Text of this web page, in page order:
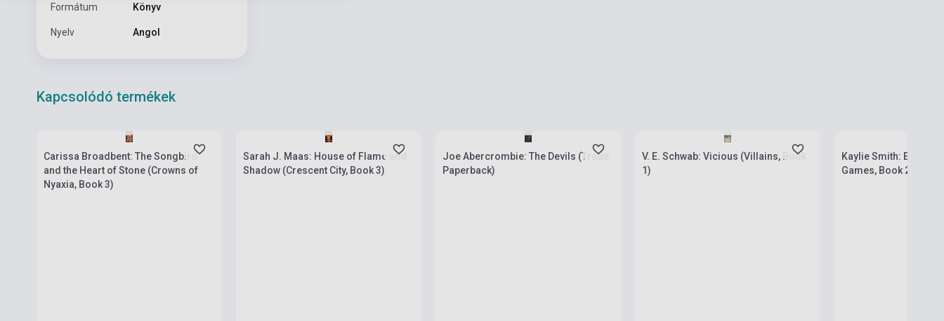
Formátum Könyv
Nyelv Angol
Kapcsolódó termékek
Carissa Broadbent: The Songbird
and the Heart of Stone (Crowns of
Nyaxia, Book 3)
Sarah J. Maas: House of Flame and
Shadow (Crescent City, Book 3)
Joe Abercrombie: The Devils (Trade
Paperback)
V. E. Schwab: Vicious (Villains, Book
1)
Kaylie Smith:
Games, Book 2)